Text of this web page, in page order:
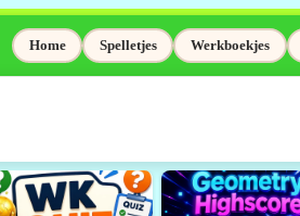
Home Spelletjes Werkboekjes